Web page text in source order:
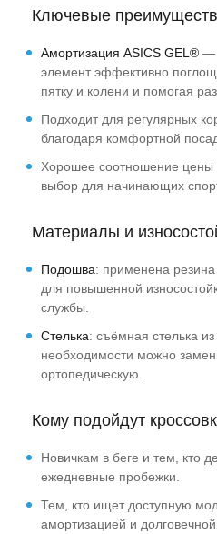
Ключевые
Амортизация ASICS GEL® —
элемент эффективно
пятку и колени и помогая
Подходит для регулярных
благодаря комфортной
Хорошее соотношение цены
выбор для начинающих
Материалы и
Подошва: применена резина
для повышенной
службы.
Стелька: съёмная стелька
необходимости можно
ортопедическую.
Кому подойдут
Новичкам в беге и тем, кто
ежедневные пробежки.
Тем, кто ищет доступную
амортизацией и